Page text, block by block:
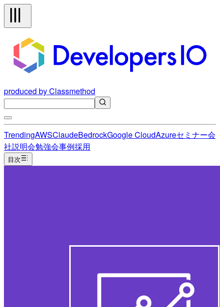
produced by Classmethod
TrendingAWSClaudeBedrockGoogle CloudAzureセミナー会
社説明会勉強会事例採用
目次